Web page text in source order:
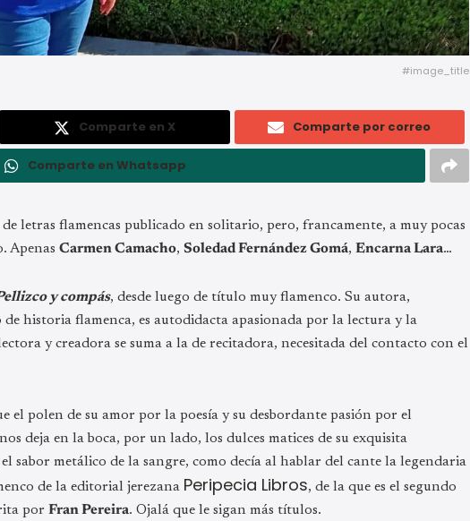
#image_title
Comparte en X Comparte por correo
Comparte en Whatsapp
letras flamencas publicado en solitario, pero, francamente, a muy pocas
Apenas Carmen Camacho, Soledad Fernández Gomá, Encarna Lara…
y compás, desde luego de título muy flamenco. Su autora,
historia flamenca, es autodidacta apasionada por la lectura y la
y creadora se suma a la de recitadora, necesitada del contacto con el
el polen de su amor por la poesía y su desbordante pasión por el
deja en la boca, por un lado, los dulces matices de su exquisita
sabor metálico de la sangre, como decía al hablar del cante la legendaria
de la editorial jerezana Peripecia Libros, de la que es el segundo
por Fran Pereira. Ojalá que le sigan más títulos.